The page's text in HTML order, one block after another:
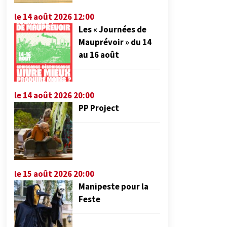
le 14 août 2026 12:00
Les « Journées de
Mauprévoir » du 14
au 16 août
le 14 août 2026 20:00
PP Project
le 15 août 2026 20:00
Manipeste pour la
Feste